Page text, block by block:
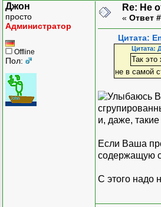
Джон
просто
Администратор
Offline
Пол:
Re: Не
« Ответ
Цитата:
Цитата:
Так
не в самой
и, даже,
Если Ваша
содержащую
С этого надо